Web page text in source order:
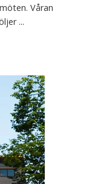
Våran
...